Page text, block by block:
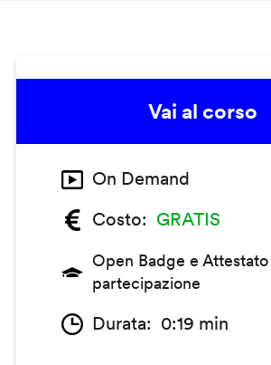
Vai al corso
On Demand
Costo
GRATIS
Open Badge e
partecipazione
Durata 0:19 min